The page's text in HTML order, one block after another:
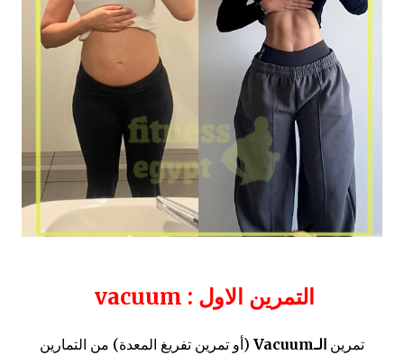
التمرين الاول : vacuum
تمرين الـVacuum
(أو تمرين تفريغ المعدة) من التمارين